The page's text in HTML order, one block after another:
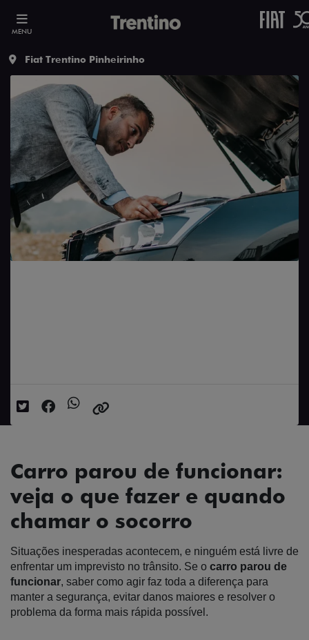
MENU
Fiat Trentino Pinheirinho
Carro parou de funcionar:
veja o que fazer e quando
chamar o socorro
Situações inesperadas acontecem, e ninguém está livre de
enfrentar um imprevisto no trânsito. Se o carro parou de
funcionar, saber como agir faz toda a diferença para
manter a segurança, evitar danos maiores e resolver o
problema da forma mais rápida possível.